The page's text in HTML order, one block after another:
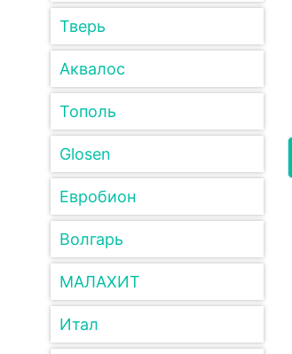
Тверь
Аквалос
Тополь
Glosen
Евробион
Волгарь
МАЛАХИТ
Итал